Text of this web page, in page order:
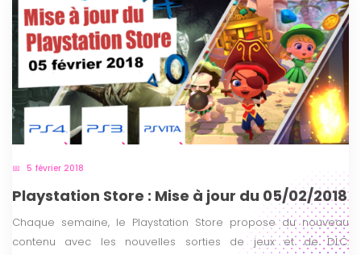
5 février 2018
Playstation Store : Mise à jour du 05/02/2018
Chaque semaine, le Playstation Store propose du nouveau
contenu avec les nouvelles sorties de jeux et de DLC.